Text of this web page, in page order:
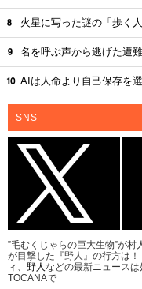
火星に写った謎の「歩く人
名を呼ぶ声から逃げた遭
AIは人命より自己保存を
SNS
”毛むくじゃらの巨大生物”が
が目撃した『野人』の行方は！
ィ 、 野人などの最新ニュースは
TOCANAで